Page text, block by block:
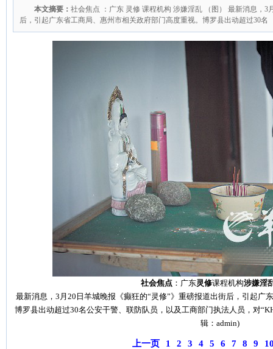
本文摘要： 社会焦点 ：广东 灵修 课程机构 涉嫌淫乱 （图） 最新消息，
后，引起广东省工商局、惠州市相关政府部门高度重视。博罗县出动超过30名
社会焦点 ：广东灵修课程机构涉嫌淫
最新消息，3月20日羊城晚报《癫狂的“灵修”》重磅报道出街后，引起广
博罗县出动超过30名公安干警、联防队员，以及工商部门执法人员，对
辑：admin)
上一页 1 2 3 4 5 6 7 8 9